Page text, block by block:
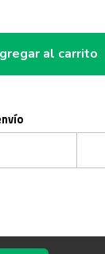
al carrito